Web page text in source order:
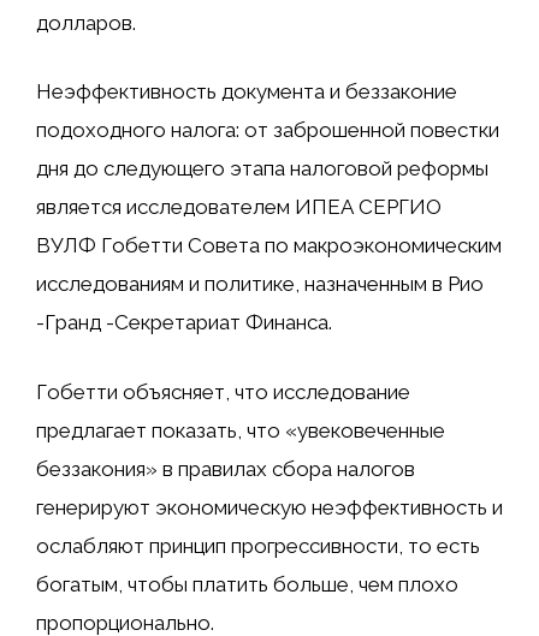
долларов.
Неэффективность документа и беззаконие
подоходного налога: от заброшенной повестки
дня до следующего этапа налоговой реформы
является исследователем ИПЕА СЕРГИО
ВУЛФ Гобетти Совета по макроэкономическим
исследованиям и политике, назначенным в Рио
-Гранд -Секретариат Финанса.
Гобетти объясняет, что исследование
предлагает показать, что «увековеченные
беззакония» в правилах сбора налогов
генерируют экономическую неэффективность и
ослабляют принцип прогрессивности, то есть
богатым, чтобы платить больше, чем плохо
пропорционально.